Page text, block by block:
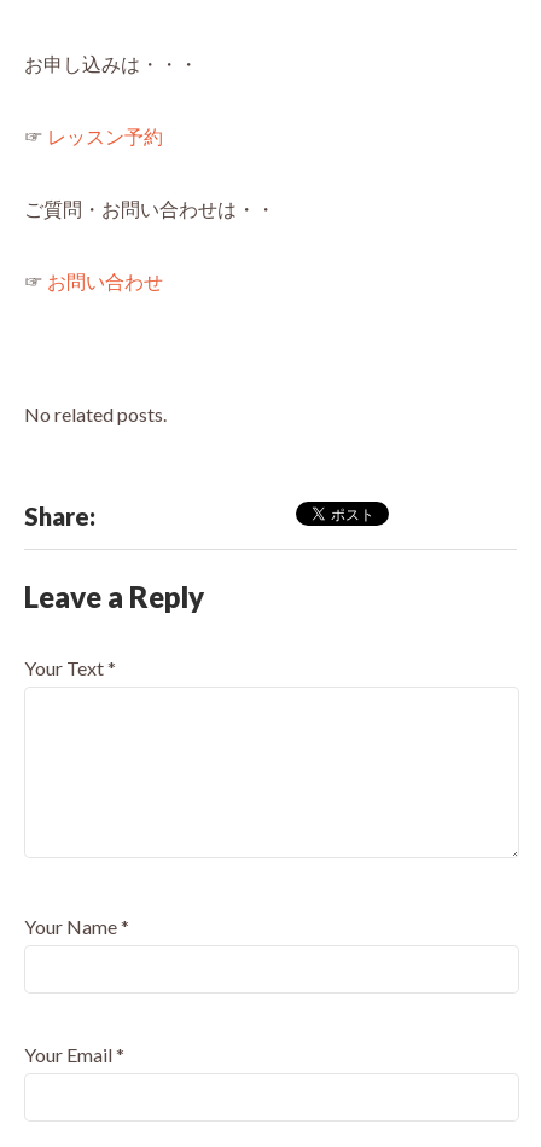
お申し込みは・・・
☞ レッスン予約
ご質問・お問い合わせは・・
☞ お問い合わせ
No related posts.
Share:
Leave a Reply
Your Text*
Your Name*
Your Email*